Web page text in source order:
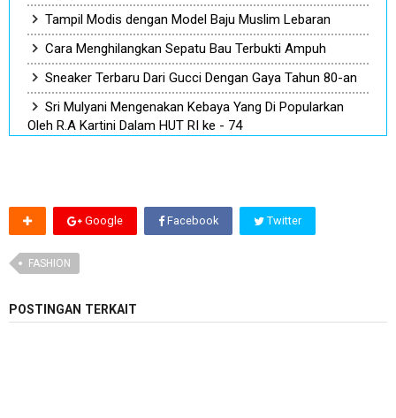
Tampil Modis dengan Model Baju Muslim Lebaran
Cara Menghilangkan Sepatu Bau Terbukti Ampuh
Sneaker Terbaru Dari Gucci Dengan Gaya Tahun 80-an
Sri Mulyani Mengenakan Kebaya Yang Di Popularkan
Oleh R.A Kartini Dalam HUT RI ke - 74
Google Facebook Twitter
FASHION
POSTINGAN TERKAIT